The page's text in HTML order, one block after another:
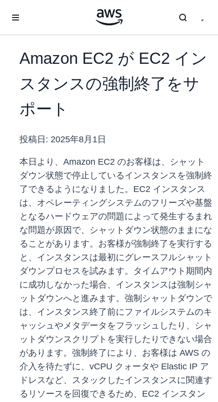
Amazon EC2 が EC2 イン
スタンスの強制終了をサ
ポート
投稿日: 2025年8月1日
本日より、Amazon EC2 のお客様は、シャット
ダウン状態で停止しているインスタンスを強制終
了できるようになりました。EC2 インスタンス
は、オペレーティングシステムのフリーズや基盤
となるハードウェアの問題によって発生するまれ
な問題が原因で、シャットダウン状態のままにな
ることがあります。お客様が強制終了を実行する
と、インスタンスは最初にグレースフルシャット
ダウンプロセスを試みます。タイムアウト期間内
に成功しなかった場合、インスタンスは強制シャ
ットダウンへと進みます。強制シャットダウンで
は、インスタンス終了前にファイルシステムのキ
ャッシュやメタデータをフラッシュしたり、シャ
ットダウンスクリプトを実行したりできない場合
があります。強制終了により、お客様は AWS の
介入を待たずに、vCPU クォータや Elastic IP ア
ドレスなど、スタックしたインスタンスに関連す
るリソースを回復できるため、EC2 インスタン